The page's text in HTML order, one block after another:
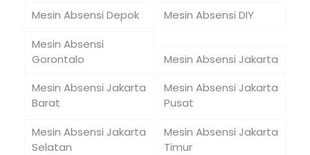
Mesin Absensi Depok
Mesin Absensi DIY
Mesin Absensi
Gorontalo
Mesin Absensi Jakarta
Mesin Absensi Jakarta
Barat
Mesin Absensi Jakarta
Pusat
Mesin Absensi Jakarta
Selatan
Mesin Absensi Jakarta
Timur